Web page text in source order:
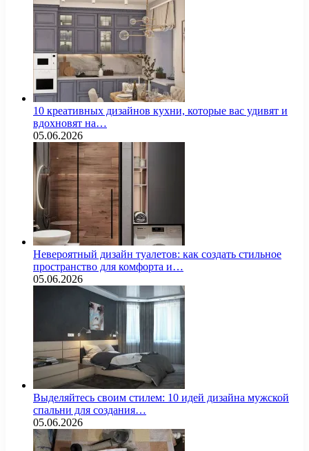
10 креативных дизайнов кухни, которые вас удивят и
вдохновят на…
05.06.2026
Невероятный дизайн туалетов: как создать стильное
пространство для комфорта и…
05.06.2026
Выделяйтесь своим стилем: 10 идей дизайна мужской
спальни для создания…
05.06.2026